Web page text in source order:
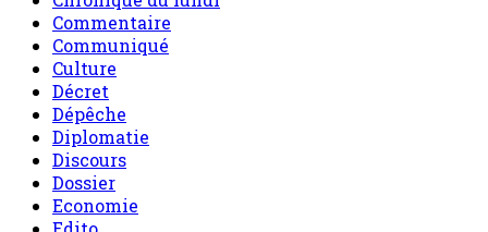
Commentaire
Communiqué
Culture
Décret
Dépêche
Diplomatie
Discours
Dossier
Economie